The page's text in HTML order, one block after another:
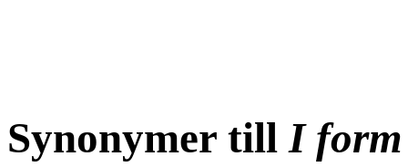
Synonymer tillI form